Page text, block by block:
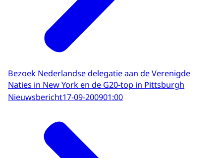
Bezoek Nederlandse delegatie aan de Verenigde
Naties in New York en de G20-top in Pittsburgh
Nieuwsbericht17-09-200901:00